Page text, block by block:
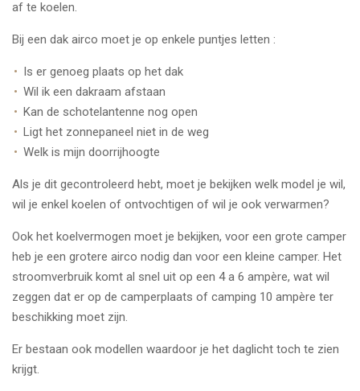
af te koelen.
Bij een dak airco moet je op enkele puntjes letten :
Is er genoeg plaats op het dak
Wil ik een dakraam afstaan
Kan de schotelantenne nog open
Ligt het zonnepaneel niet in de weg
Welk is mijn doorrijhoogte
Als je dit gecontroleerd hebt, moet je bekijken welk model je wil,
wil je enkel koelen of ontvochtigen of wil je ook verwarmen?
Ook het koelvermogen moet je bekijken, voor een grote camper
heb je een grotere airco nodig dan voor een kleine camper. Het
stroomverbruik komt al snel uit op een 4 a 6 ampère, wat wil
zeggen dat er op de camperplaats of camping 10 ampère ter
beschikking moet zijn.
Er bestaan ook modellen waardoor je het daglicht toch te zien
krijgt.